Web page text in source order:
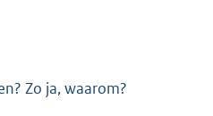
Zo ja, waarom?